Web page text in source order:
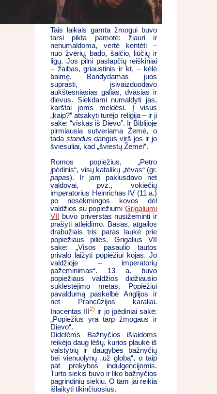
Tais laikais gamta žmogui buvo
tarsi pikta pamotė: žiauri ir
nenumaldoma, vertė kentėti –
nuo žvėrių, bado, šalčio, liūčių ir
ligų. Jos pilni paslapčių reiškiniai
– žaibas, griaustinis ir kt. – kėlė
baimę. Bandydamas juos
suprasti, įsivaizduodavo
aukštesniąsias galias, dvasias ir
dievus. Siekdami numaldyti jas,
karštai joms meldėsi. Į visus
„kaip?” atsakyti turėjo religija – ir ji
sake: “viskas iš Dievo”. Ir Biblijoje
pirmiausia sutveriama Žemė, o
tada standus dangus virš jos ir jo
šviesuliai, kad „šviestų Žemei”.
Romos popiežius, „Petro
įpėdinis“, visų katalikų „tėvas“ (gr.
papas). Ir jam paklusdavo net
valdovai, pvz., vokiečių
imperatorius Heinrichas IV (11 a.)
po nesėkmingos kovos dėl
valdžios su popiežiumi Grigaliumi
VII
buvo priverstas nusižeminti ir
prašyti atleidimo. Basas, atgailos
drabužiais tris paras laukė prie
popiežiaus pilies. Grigalius VII
sake: „Visos pasaulio tautos
privalo laižyti popiežiui kojas. Jo
valdžioje – imperatorių
pažeminimas“. 13 a. buvo
popiežiaus valdžios didžiausio
suklestėjimo metas. Popiežiui
pavaldumą paskelbė Anglijos ir
net Prancūzijos karaliai.
Inocentas III2) ir jo įpėdiniai sakė:
„Popiežius yra tarp žmogaus ir
Dievo“.
Didelėms Bažnyčios išlaidoms
reikėjo daug lėšų, kurios plaukė iš
valstybių ir daugybės bažnyčių
bei vienuolynų „už globą“, o taip
pat prekybos indulgencijomis.
Turto siekis buvo ir liko bažnyčios
pagrindiniu siekiu. O tam jai reikia
išlaikyti tikinčiuosius.